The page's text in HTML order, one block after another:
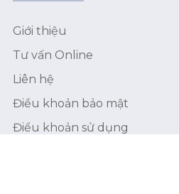
Giới thiệu
Tư vấn Online
Liên hệ
Điều khoản bảo mật
Điểu khoản sử dụng